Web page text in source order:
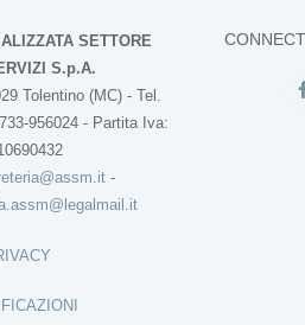
SETTORE
S.p.A.
Tolentino (MC) - Tel.
956024 - Partita Iva:
-